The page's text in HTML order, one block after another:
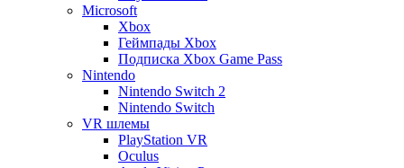
Microsoft
Xbox
Геймпады Xbox
Подписка Xbox Game Pass
Nintendo
Nintendo Switch 2
Nintendo Switch
VR шлемы
PlayStation VR
Oculus